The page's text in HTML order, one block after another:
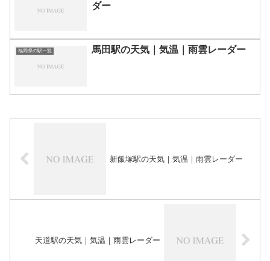
ダー
福岡県の駅一覧 馬田駅の天気｜気温｜雨雲レーダー
新飯塚駅の天気｜気温｜雨雲レーダー
天道駅の天気｜気温｜雨雲レーダー